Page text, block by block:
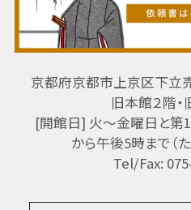
京都府京都市上京区下立
旧本館２階
[開館日] 火～金曜日と第
から午後5時まで（
Tel/Fax: